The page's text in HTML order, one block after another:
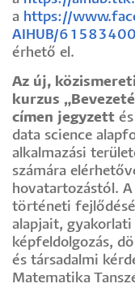
a https://
AIHUB/
érhető el.
Az új, közismereti
kurzus
címen jegyzett
data science
alkalmazási
számára
hovatartozástól.
történeti
alapjait, gyakorlati
képfeldolgozás,
és társadalmi
Matematika